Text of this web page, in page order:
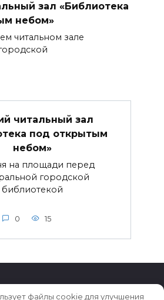
зал «Библиотека
небом»
читальном зале
читальный зал
под открытым
небом»
на площади перед
городской
библиотекой
0 15
файлы cookie для улучшения